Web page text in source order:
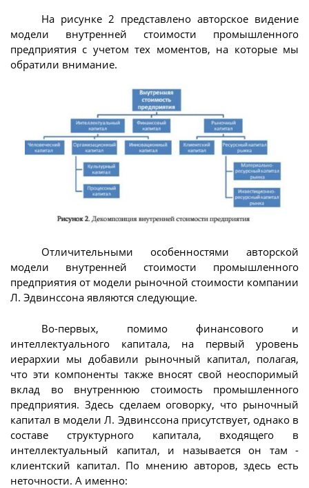
На рисунке 2 представлено авторское видение
модели внутренней стоимости промышленного
предприятия с учетом тех моментов, на которые мы
обратили внимание.
Отличительными особенностями авторской
модели внутренней стоимости промышленного
предприятия от модели рыночной стоимости компании
Л. Эдвинссона являются следующие.
Во-первых, помимо финансового и
интеллектуального капитала, на первый уровень
иерархии мы добавили рыночный капитал, полагая,
что эти компоненты также вносят свой неоспоримый
вклад во внутреннюю стоимость промышленного
предприятия. Здесь сделаем оговорку, что рыночный
капитал в модели Л. Эдвинссона присутствует, однако в
составе структурного капитала, входящего в
интеллектуальный капитал, и называется он там -
клиентский капитал. По мнению авторов, здесь есть
неточности. А именно: